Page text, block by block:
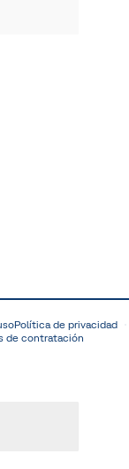
Política de privacidad
de contratación